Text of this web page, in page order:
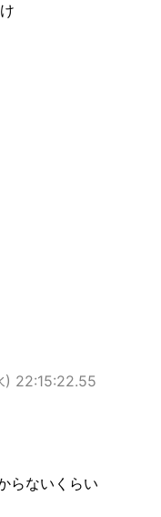
22:15:22.55
らないくらい